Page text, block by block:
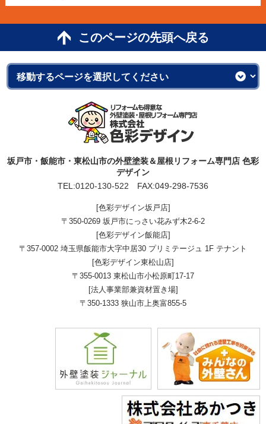
このページの先頭へ戻る
坂戸市・飯能市・東松山市の外壁塗装＆屋根リフォーム専門店 色彩
デザイン
TEL:0120-130-522 FAX:049-298-7536
[色彩デザイン坂戸店]
〒350-0269 坂戸市にっさい花みず木2-6-2
[色彩デザイン飯能店]
〒357-0002 埼玉県飯能市大字中居30 プリミテージュ 1F テナント
[色彩デザイン東松山店]
〒355-0013 東松山市小松原町17-17
[法人事業部兼資材置き場]
〒350-1333 狭山市上奥富855-5